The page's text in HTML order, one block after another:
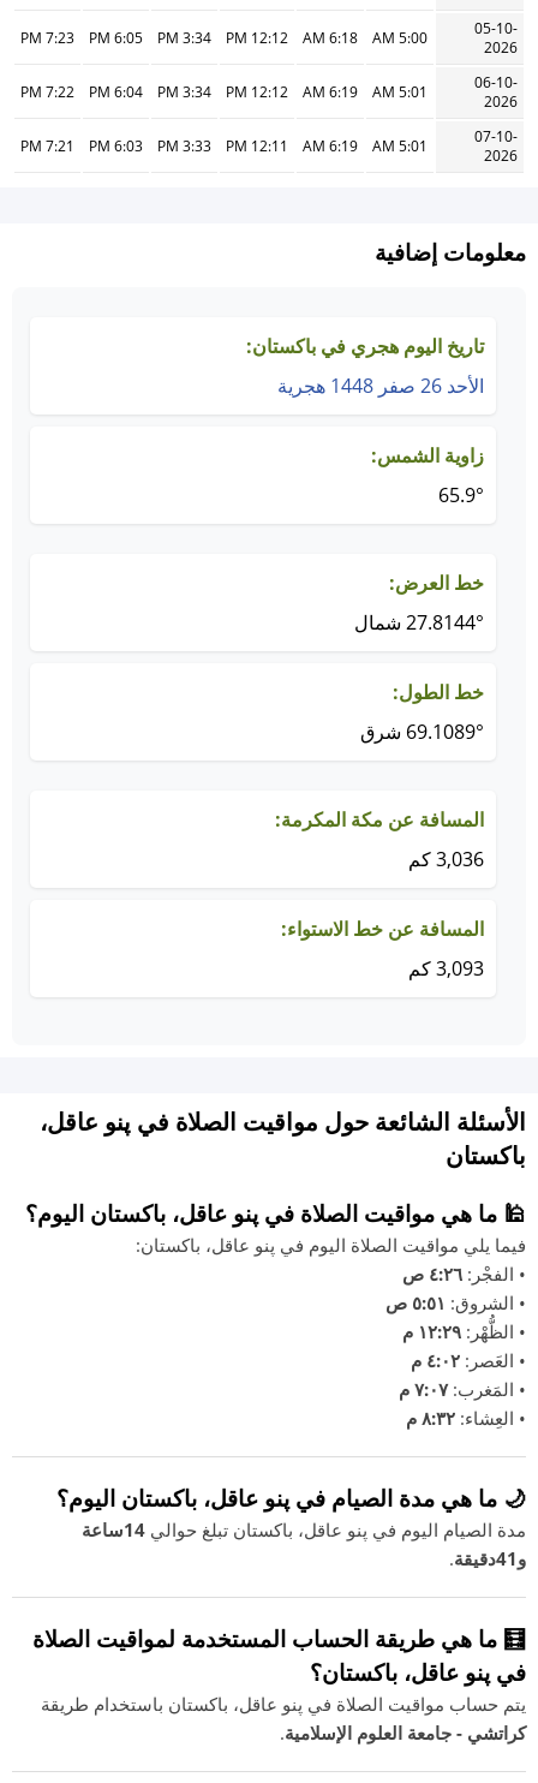
05-10-
2026
5:00 AM
6:18 AM
12:12 PM
3:34 PM
6:05 PM
7:23 PM
06-10-
2026
5:01 AM
6:19 AM
12:12 PM
3:34 PM
6:04 PM
7:22 PM
07-10-
2026
5:01 AM
6:19 AM
12:11 PM
3:33 PM
6:03 PM
7:21 PM
معلومات إضافية
تاريخ اليوم هجري في باكستان:
الأحد 26 صفر 1448 هجرية
زاوية الشمس:
65.9°
خط العرض:
27.8144° شمال
خط الطول:
69.1089° شرق
المسافة عن مكة المكرمة:
3,036 كم
المسافة عن خط الاستواء:
3,093 كم
الأسئلة الشائعة حول مواقيت الصلاة في پنو عاقل،
باكستان
🕌 ما هي مواقيت الصلاة في پنو عاقل، باكستان اليوم؟
فيما يلي مواقيت الصلاة اليوم في پنو عاقل، باكستان:
• الفجْر: ٤:٢٦ ص
• الشروق: ٥:٥١ ص
• الظُّهْر: ١٢:٢٩ م
• العَصر: ٤:٠٢ م
• المَغرب:٧:٠٧ م
• العِشاء: ٨:٣٢ م
🌙 ما هي مدة الصيام في پنو عاقل، باكستان اليوم؟
مدة الصيام اليوم في پنو عاقل، باكستان تبلغ حوالي
14ساعة
و41دقيقة
.
🧮 ما هي طريقة الحساب المستخدمة لمواقيت الصلاة
في پنو عاقل، باكستان؟
يتم حساب مواقيت الصلاة في پنو عاقل، باكستان باستخدام طريقة
كراتشي - جامعة العلوم الإسلامية.